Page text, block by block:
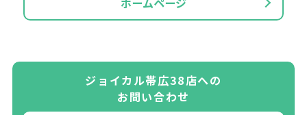
ジョイカル帯広38店への
お問い合わせ